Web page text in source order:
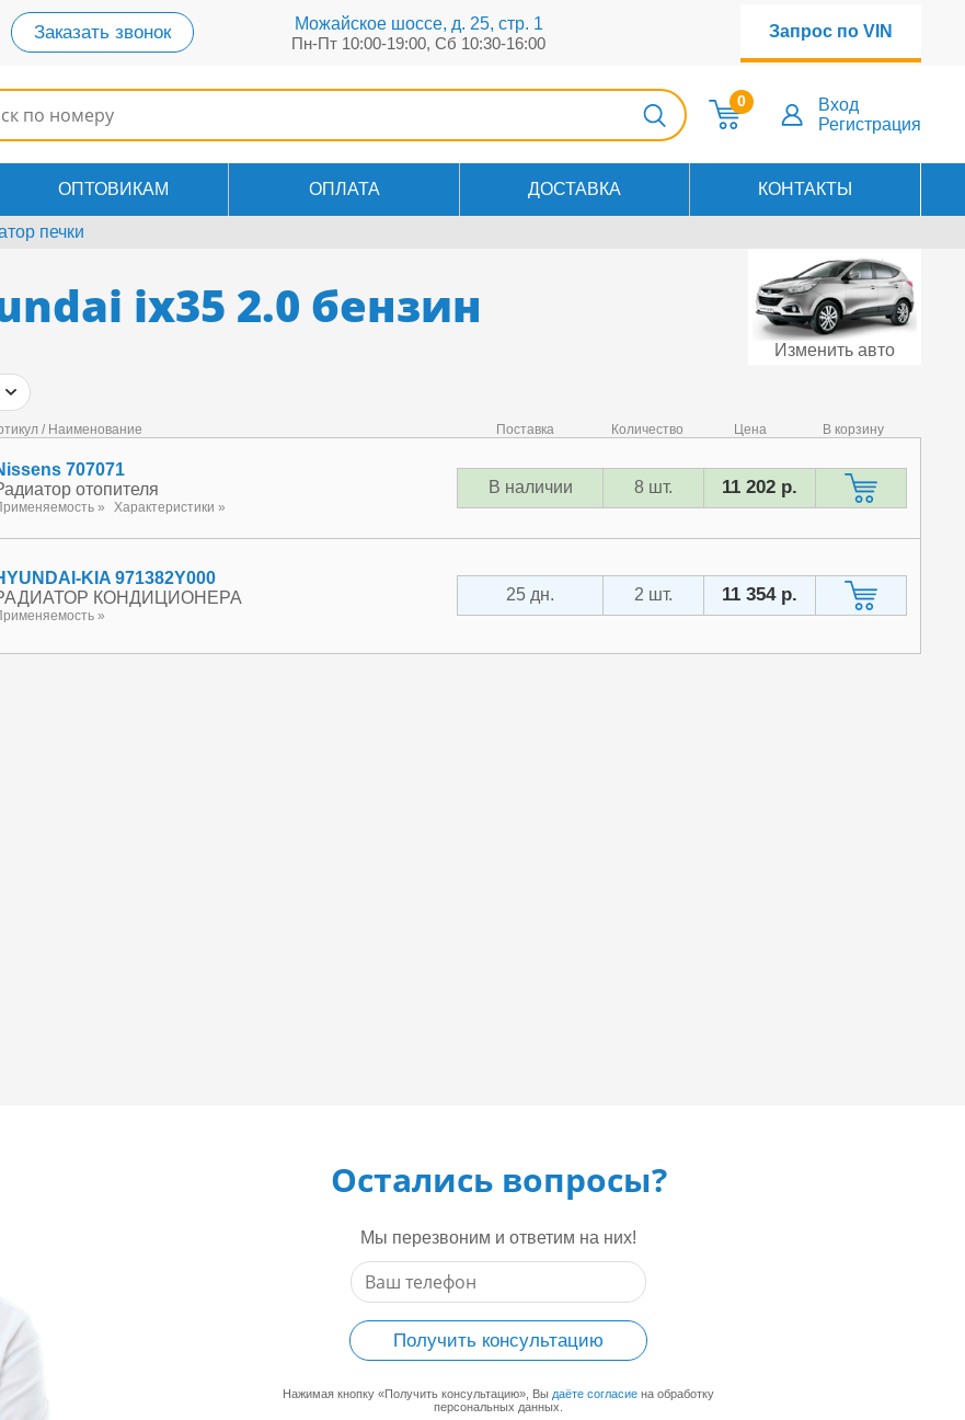
Заказать звонок
Можайское шоссе, д. 25, стр. 1
Пн-Пт 10:00-19:00, Сб 10:30-16:00
Запрос по VIN
0
Вход
Регистрация
ОПТОВИКАМ ОПЛАТА ДОСТАВКА КОНТАКТЫ
печки
ix35 2.0 бензин
Изменить авто
/ Наименование Поставка Количество Цена В корзину
707071
отопителя
» Характеристики »
В наличии 8 шт. 11 202 р.
KIA 971382Y000
КОНДИЦИОНЕРА
»
25 дн. 2 шт. 11 354 р.
Остались вопросы?
Мы перезвоним и ответим на них!
Получить консультацию
Нажимая кнопку «Получить консультацию», Вы даёте согласие на обработку
персональных данных.